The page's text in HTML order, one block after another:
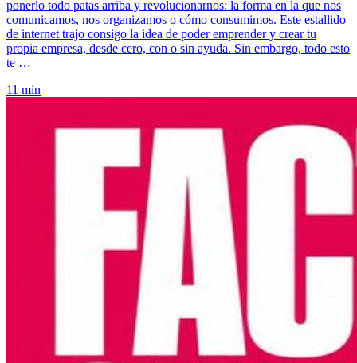
ponerlo todo patas arriba y revolucionarnos: la forma en la que nos
comunicamos, nos organizamos o cómo consumimos. Este estallido
de internet trajo consigo la idea de poder emprender y crear tu
propia empresa, desde cero, con o sin ayuda. Sin embargo, todo esto
te …
11 min